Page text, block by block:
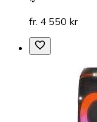
fr. 4 550 kr